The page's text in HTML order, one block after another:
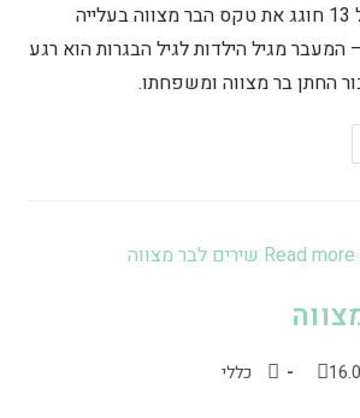
כל יהודי שמגיע לגיל 13 חוגג את טקס הבר מצווה בעלייה
מגיל הילדות לגיל הבגרות הוא רגע
החתן בר מצווה ומשפחתו.
כללי